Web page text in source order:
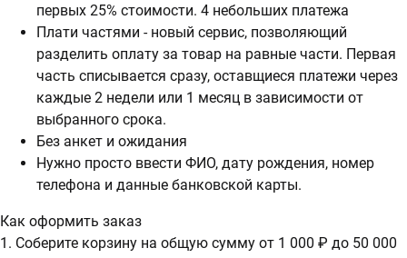
первых 25% стоимости. 4 небольших платежа
Плати частями - новый сервис, позволяющий
разделить оплату за товар на равные части. Первая
часть списывается сразу, оставщиеся платежи через
каждые 2 недели или 1 месяц в зависимости от
выбранного срока.
Без анкет и ожидания
Нужно просто ввести ФИО, дату рождения, номер
телефона и данные банковской карты.
Как оформить заказ
1. Соберите корзину на общую сумму от 1 000 ₽ до 50 000